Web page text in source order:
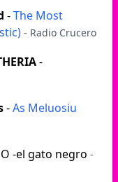
-The Most
- Radio Crucero
-
-As Meluosiu
-el gato negro -